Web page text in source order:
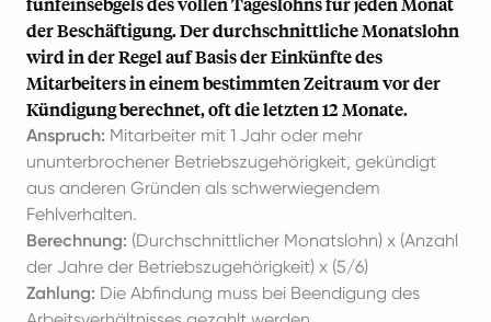
der Beschäftigung. Der durchschnittliche Monatslohn
wird in der Regel auf Basis der Einkünfte des
Mitarbeiters in einem bestimmten Zeitraum vor der
Kündigung berechnet, oft die letzten 12 Monate.
Anspruch: Mitarbeiter mit 1 Jahr oder mehr
ununterbrochener Betriebszugehörigkeit, gekündigt
aus anderen Gründen als schwerwiegendem
Fehlverhalten.
Berechnung: (Durchschnittlicher Monatslohn) x (Anzahl
der Jahre der Betriebszugehörigkeit) x (5/6)
Zahlung: Die Abfindung muss bei Beendigung des